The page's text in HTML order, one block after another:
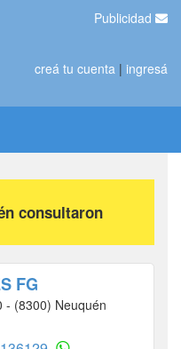
Publicidad
creá tu cuenta | ingresá
consultaron
FG
- (8300) Neuquén